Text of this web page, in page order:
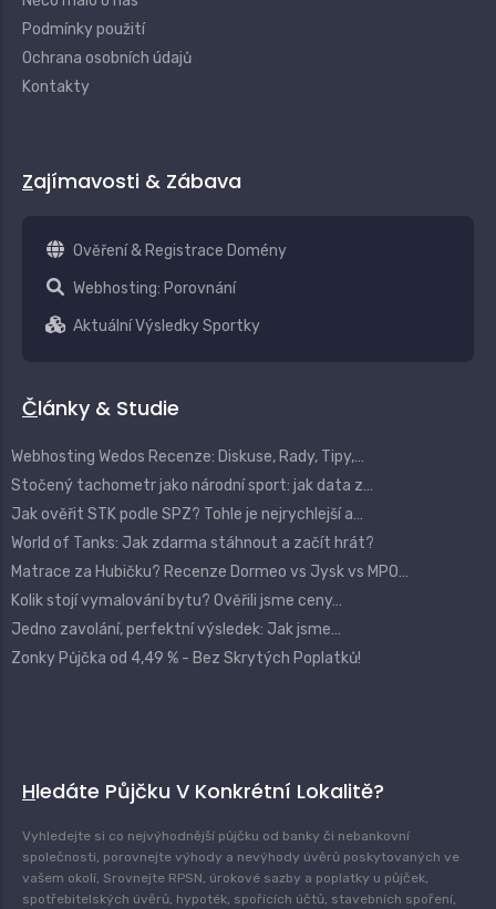
Podmínky použití
Ochrana osobních údajů
Kontakty
Zajímavosti & Zábava
Ověření & Registrace Domény
Webhosting: Porovnání
Aktuální Výsledky Sportky
Články & Studie
Webhosting Wedos Recenze: Diskuse, Rady, Tipy,…
Stočený tachometr jako národní sport: jak data z…
Jak ověřit STK podle SPZ? Tohle je nejrychlejší a…
World of Tanks: Jak zdarma stáhnout a začít hrát?
Matrace za Hubičku? Recenze Dormeo vs Jysk vs MPO…
Kolik stojí vymalování bytu? Ověřili jsme ceny…
Jedno zavolání, perfektní výsledek: Jak jsme…
Zonky Půjčka od 4,49 % - Bez Skrytých Poplatků!
Hledáte Půjčku V Konkrétní Lokalitě?
Vyhledejte si co nejvýhodnější půjčku od banky či nebankovní
společnosti, porovnejte výhody a nevýhody úvěrů poskytovaných ve
vašem okolí, Srovnejte RPSN, úrokové sazby a poplatky u půjček,
spotřebitelských úvěrů, hypoték, spořících účtů, stavebních spoření,